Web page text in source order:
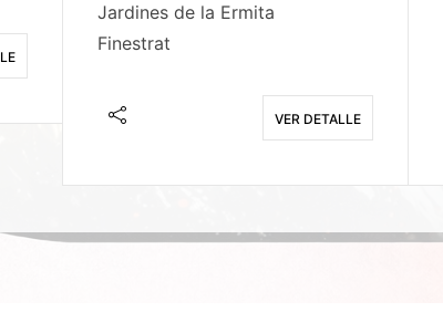
Jardines de la Ermita
Finestrat
VER DETALLE